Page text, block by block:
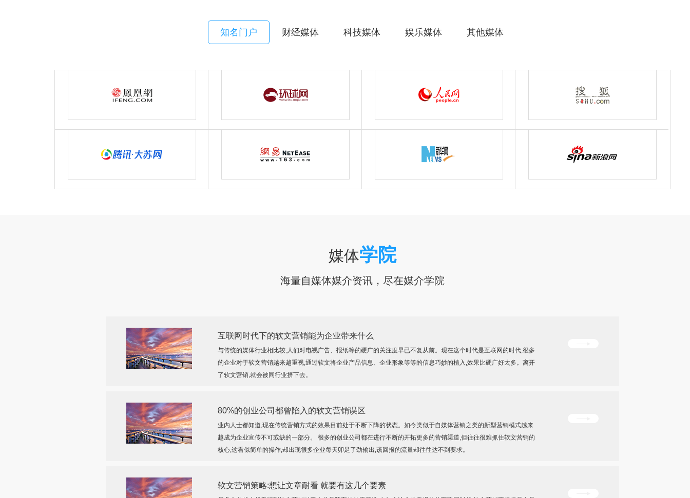
知名门户 财经媒体 科技媒体 娱乐媒体 其他媒体
媒体学院
海量自媒体媒介资讯，尽在媒介学院
互联网时代下的软文营销能为企业带来什么
与传统的媒体行业相比较,人们对电视广告、报纸等的硬广的关注度早已不复从前。现在这个时代是互联网的时代,很多
的企业对于软文营销越来越重视,通过软文将企业产品信息、企业形象等等的信息巧妙的植入,效果比硬广好太多。离开
了软文营销,就会被同行业挤下去。
80%的创业公司都曾陷入的软文营销误区
业内人士都知道,现在传统营销方式的效果目前处于不断下降的状态。如今类似于自媒体营销之类的新型营销模式越来
越成为企业宣传不可或缺的一部分。 很多的创业公司都在进行不断的开拓更多的营销渠道,但往往很难抓住软文营销的
核心,这看似简单的操作,却出现很多企业每天卯足了劲输出,该回报的流量却往往达不到要求。
软文营销策略:想让文章耐看 就要有这几个要素